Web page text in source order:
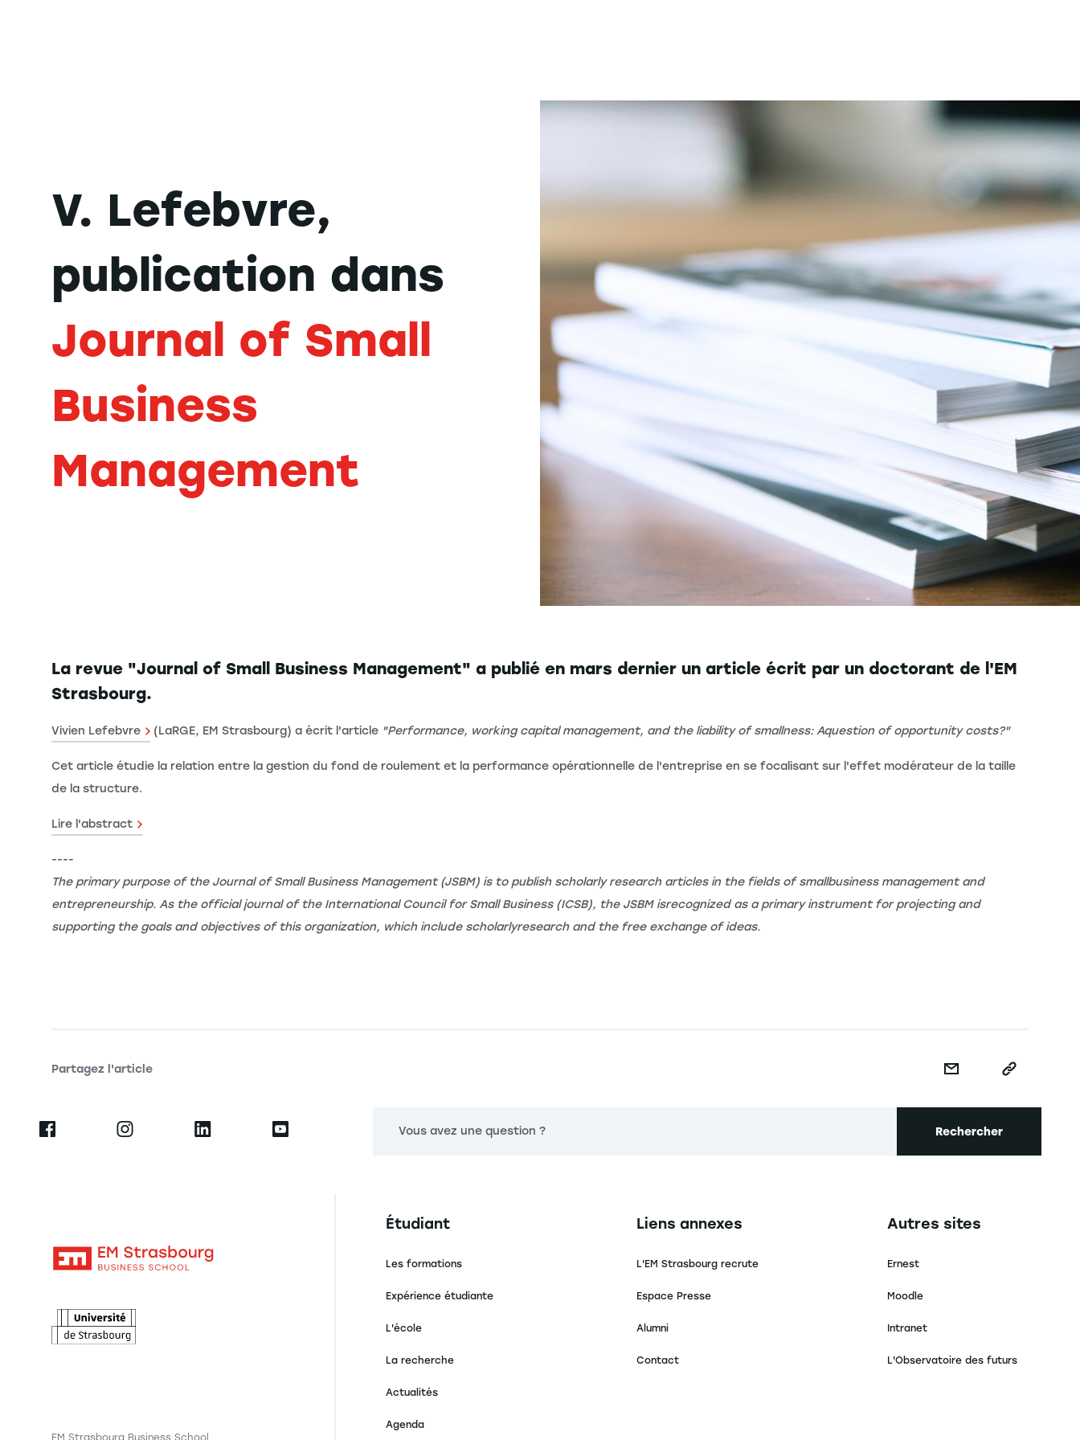
V. Lefebvre,
publication dans
Journal of Small
Business
Management
La revue "Journal of Small Business Management" a publié en mars dernier un article écrit par un doctorant de l'EM
Strasbourg.
Vivien Lefebvre (LaRGE, EM Strasbourg) a écrit l'article "Performance, working capital management, and the liability of smallness: Aquestion of opportunity costs?"
Cet article étudie la relation entre la gestion du fond de roulement et la performance opérationnelle de l'entreprise en se focalisant sur l'effet modérateur de la taille
de la structure.
Lire l'abstract
----
The primary purpose of the Journal of Small Business Management (JSBM) is to publish scholarly research articles in the fields of smallbusiness management and
entrepreneurship. As the official journal of the International Council for Small Business (ICSB), the JSBM isrecognized as a primary instrument for projecting and
supporting the goals and objectives of this organization, which include scholarlyresearch and the free exchange of ideas.
Partagez l'article
Vous avez une question ? Rechercher
Navigation principale footer
Étudiant
Les formations
Expérience étudiante
L'école
La recherche
Actualités
Agenda
Navigation secondaire footer
Liens annexes
L'EM Strasbourg recrute
Espace Presse
Alumni
Contact
Navigation tertiaire footer
Autres sites
Ernest
Moodle
Intranet
L'Observatoire des futurs